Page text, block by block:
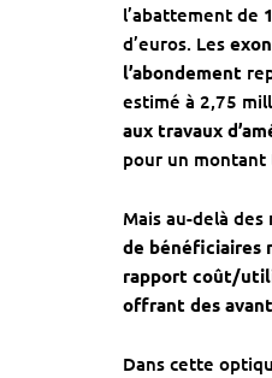
l’abattement de
d’euros. Les
l’abondement
estimé à 2,75
aux travaux
pour un montant
Mais au-delà
de bénéficiaires
rapport coût/
offrant des
Dans cette